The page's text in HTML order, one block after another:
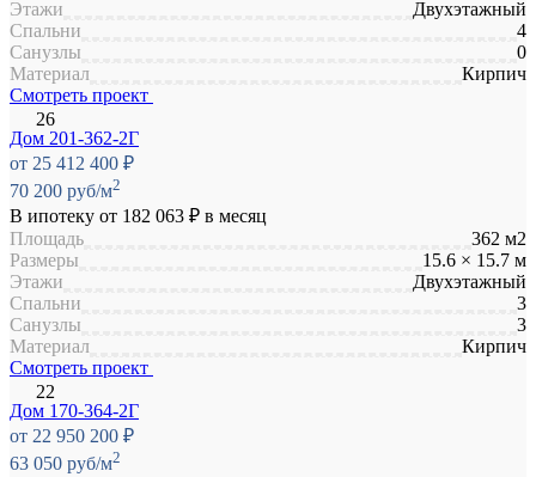
Этажи
Двухэтажный
Спальни
4
Санузлы
0
Материал
Кирпич
Смотреть проект
Дом 201-362-2Г
от 25 412 400 ₽
70 200 руб/м2
В ипотеку от 182 063 ₽ в месяц
Площадь
362 м2
Размеры
15.6 × 15.7 м
Этажи
Двухэтажный
Спальни
3
Санузлы
3
Материал
Кирпич
Смотреть проект
Дом 170-364-2Г
от 22 950 200 ₽
63 050 руб/м2